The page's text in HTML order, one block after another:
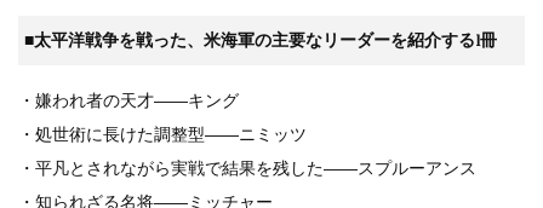
■太平洋戦争を戦った、米海軍の主要なリーダーを紹介する1冊
・嫌われ者の天才――キング
・処世術に長けた調整型――ニミッツ
・平凡とされながら実戦で結果を残した――スプルーアンス
・知られざる名将――ミッチャー